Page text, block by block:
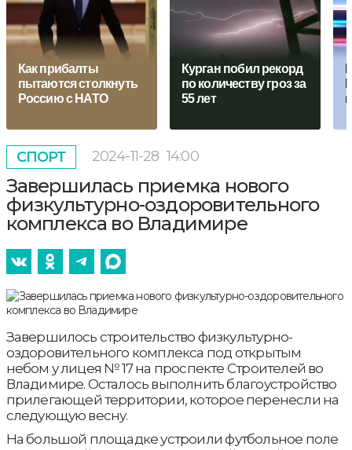
Как прибалты
пытаются столкнуть
Россию с НАТО
Курган побил рекорд
по количеству гроз за
55 лет
СПОРТ 2024-11-28 14:00
Завершилась приемка нового
физкультурно-оздоровительного
комплекса во Владимире
Завершилось строительство физкультурно-
оздоровительного комплекса под открытым
небом у лицея № 17 на проспекте Строителей во
Владимире. Осталось выполнить благоустройство
прилегающей территории, которое перенесли на
следующую весну.
На большой площадке устроили футбольное поле